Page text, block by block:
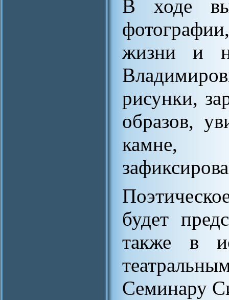
В ходе
жизни и
рисунки,
образов,
камне,
будет
также в
Семинару